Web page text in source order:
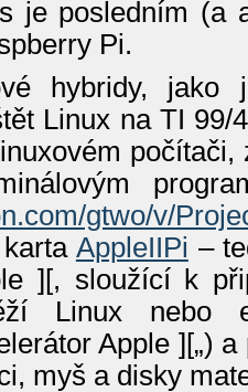
je posledním (a
Pi.
hybridy, jako
Linux na TI 99/
gtwo/v/
AppleIIPi –
][, sloužící k
Linux nebo
Apple ][„)
myš a disky